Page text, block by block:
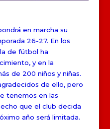
en marcha su
26-27. En los
de fútbol ha
y en la
de 200 niños y niñas.
de ello, pero
tenemos en las
que el club decida
año será limitada.